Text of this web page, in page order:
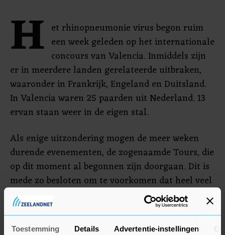
Toestemming Details Advertentie-instellingen
H et rhinopneumonie virus begon ruim
een week geleden op het internationale
concours van Valencia. Inmiddels zijn
er in meerdere landen gerelateerde uitbraken,
waaronder in Frankrijk, Engeland en Duitsland.
In Valencia waren 25 paarden uit Nederland. 13
ervan staan weer in de eigen stal.
Als enige uitzondering mogen de meer weken
durende evenementen, de zogenaamde Tours, die
op dit moment al begonnen zijn doorgaan. Dit is
mede zo besloten om te voorkomen dat heel veel
paarden tegelijk verplaatst worden.